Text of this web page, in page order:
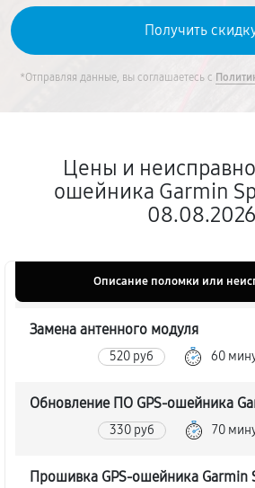
*Отправляя данные, вы соглашаетесь с
Цены и
ошейника Garmin
08.08.2026
Описание поломки или
Замена антенного модуля
520 руб 60
Обновление ПО GPS-ошейника
330 руб 70
Прошивка GPS-ошейника Garmin